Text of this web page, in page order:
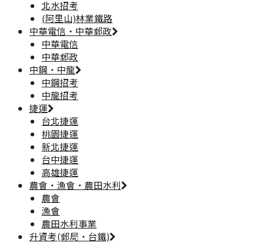
北水招考
(阿里山)林業鐵路
中華電信·中華郵政
中華電信
中華郵政
中鋼·中龍
中鋼招考
中龍招考
捷運
台北捷運
桃園捷運
新北捷運
台中捷運
高雄捷運
農會·漁會·農田水利
農會
漁會
農田水利事業
升資考(郵局·台鐵)